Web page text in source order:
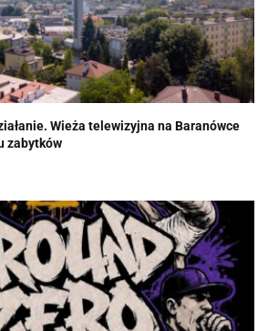
Wieża telewizyjna na Baranówce
zabytków